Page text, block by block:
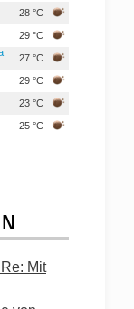
28 °C
29 °C
27 °C
29 °C
23 °C
25 °C
Mit